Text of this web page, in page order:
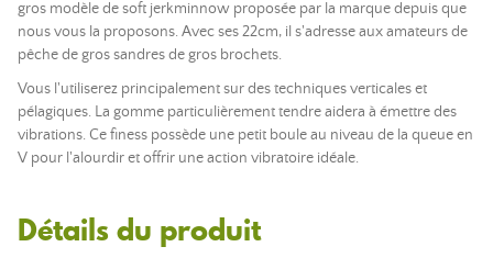
gros modèle de soft jerkminnow proposée par la marque depuis que
nous vous la proposons. Avec ses 22cm, il s'adresse aux amateurs de
pêche de gros sandres de gros brochets.
Vous l'utiliserez principalement sur des techniques verticales et
pélagiques. La gomme particulièrement tendre aidera à émettre des
vibrations. Ce finess possède une petit boule au niveau de la queue en
V pour l'alourdir et offrir une action vibratoire idéale.
Détails du produit